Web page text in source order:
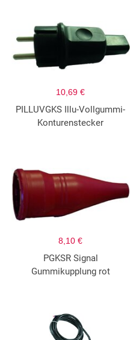
10,69 €
PILLUVGKS Illu-Vollgummi-
Konturenstecker
8,10 €
PGKSR Signal
Gummikupplung rot